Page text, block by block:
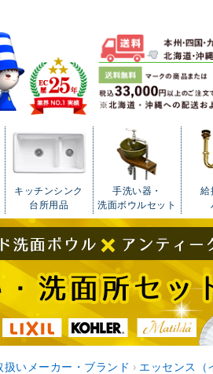
キッチンシンク
台所用品
手洗い器・
洗面ボウルセット
給
扱いメーカー・ブランド › エッセンス（